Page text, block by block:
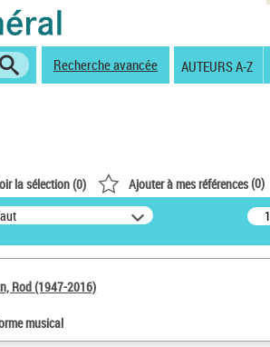
Recherche avancée AUTEURS A-Z
la sélection (0) Ajouter à mes références(0)
Rod (1947-2016)
musical